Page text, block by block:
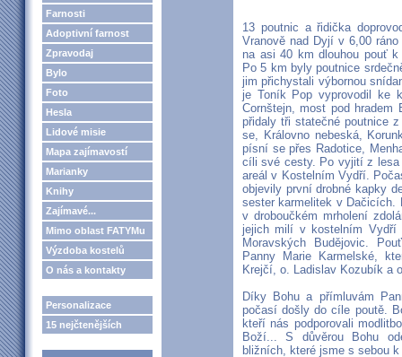
Farnosti
Adoptivní farnost
Zpravodaj
Bylo
Foto
Hesla
Lidové misie
Mapa zajímavostí
Marianky
Knihy
Zajímavé...
Mimo oblast FATYMu
Výzdoba kostelů
O nás a kontakty
Personalizace
15 nejčtenějších
13 poutnic a řidička
Vranově nad Dyjí v 6,00
na asi 40 km dlouhou pouť
Po 5 km byly poutnice
jim přichystali výbornou
je Toník Pop vyprovodil ke
Cornštejn, most pod
přidaly tři statečné poutnice
se, Královno nebeská,
písní se přes Radotice,
cíli své cesty. Po vyjití z lesa
areál v Kostelním Vydří.
objevily první drobné kapky
sester karmelitek v Dačicích.
v droboučkém mrholení
jejich milí v kostelním
Moravských Budějovic.
Panny Marie Karmelské,
Krejčí, o. Ladislav Kozubík a
Díky Bohu a přímluvám
počasí došly do cíle poutě.
kteří nás podporovali
Boží... S důvěrou Bohu
bližních, které jsme s sebou